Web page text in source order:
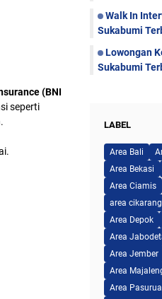
(BNI
seperti
Walk In
Sukabumi
Lowongan
Sukabumi
LABEL
Area Bali
Area Bekasi
Area Ciamis
area cikarang
Area Depok
Area
Area Jember
Area
Area